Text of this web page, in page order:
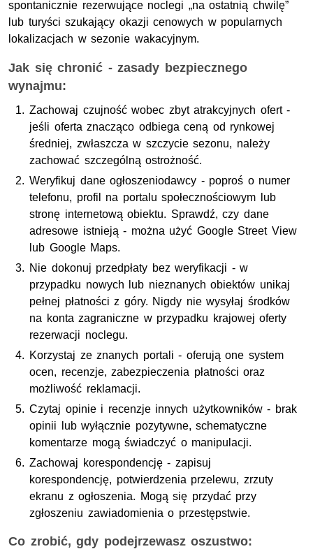
spontanicznie rezerwujące noclegi „na ostatnią chwilę”
lub turyści szukający okazji cenowych w popularnych
lokalizacjach w sezonie wakacyjnym.
Jak się chronić - zasady bezpiecznego
wynajmu:
Zachowaj czujność wobec zbyt atrakcyjnych ofert -
jeśli oferta znacząco odbiega ceną od rynkowej
średniej, zwłaszcza w szczycie sezonu, należy
zachować szczególną ostrożność.
Weryfikuj dane ogłoszeniodawcy - poproś o numer
telefonu, profil na portalu społecznościowym lub
stronę internetową obiektu. Sprawdź, czy dane
adresowe istnieją - można użyć Google Street View
lub Google Maps.
Nie dokonuj przedpłaty bez weryfikacji - w
przypadku nowych lub nieznanych obiektów unikaj
pełnej płatności z góry. Nigdy nie wysyłaj środków
na konta zagraniczne w przypadku krajowej oferty
rezerwacji noclegu.
Korzystaj ze znanych portali - oferują one system
ocen, recenzje, zabezpieczenia płatności oraz
możliwość reklamacji.
Czytaj opinie i recenzje innych użytkowników - brak
opinii lub wyłącznie pozytywne, schematyczne
komentarze mogą świadczyć o manipulacji.
Zachowaj korespondencję - zapisuj
korespondencję, potwierdzenia przelewu, zrzuty
ekranu z ogłoszenia. Mogą się przydać przy
zgłoszeniu zawiadomienia o przestępstwie.
Co zrobić, gdy podejrzewasz oszustwo: